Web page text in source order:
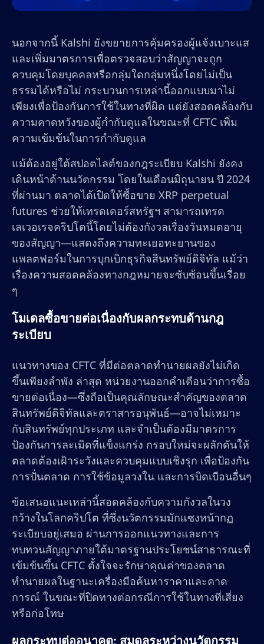
นอกจากนี้ Kalshi ยังขยายการคุ้มครองผู้แจ้งเบาะแส
และเพิ่มมาตรการเพื่อตรวจสอบว่าสัญญาจะถูก
ควบคุมโดยบุคคลหรือกลุ่มใดกลุ่มหนึ่งโดยไม่เป็น
ธรรมได้หรือไม่ กระบวนการเหล่านี้ออกแบบมาไม่
เพียงเพื่อป้องกันการใช้ในทางที่ผิด แต่ยังสอดคล้องกับ
ความคาดหวังของผู้กำกับดูแลในขณะที่ CFTC เพิ่ม
ความเข้มข้นในการกำกับดูแล
แม้ต้องอยู่ใต้สปอตไลต์ของกฎระเบียบ Kalshi ยังคง
เดินหน้าด้านนวัตกรรม โดยในเดือนมิถุนายน ปี 2024
ที่ผ่านมา ตลาดได้เปิดให้ซื้อขาย XRP perpetual
futures ช่วยให้เทรดเดอร์สหรัฐฯ สามารถเทรด
เลเวอเรจคริปโตนี้โดยไม่ต้องกังวลเรื่องวันหมดอายุ
ของสัญญา—แสดงถึงความทะเยอทะยานของ
แพลตฟอร์มในการบุกเบิกธุรกิจสินทรัพย์ดิจิทัล แม้ว่า
เรื่องความสอดคล้องทางกฎหมายจะซับซ้อนขึ้นเรื่อย
ๆ
โมเดลซื้อขายต่อเนื่องกับผลกระทบด้านกฎ
ระเบียบ
แนวทางของ CFTC ที่มีต่อตลาดทำนายผลยังไม่เกิด
ขึ้นเพียงลำพัง ล่าสุด หน่วยงานออกคำเตือนว่าการซื้อ
ขายต่อเนื่อง—ซึ่งถือเป็นคุณลักษณะสำคัญของตลาด
สินทรัพย์ดิจิทัลและตราสารอนุพันธ์—อาจไม่เหมาะ
กับสินทรัพย์ทุกประเภท และจำเป็นต้องมีมาตรการ
ป้องกันการละเมิดที่แข็งแกร่ง กรอบใหม่จะผลักดันให้
ตลาดต้องเฝ้าระวังและควบคุมแบบเชิงรุก เพื่อป้องกัน
การปั่นตลาด การใช้ข้อมูลวงใน และการบิดเบือนอื่นๆ
ข้อเสนอแนะเหล่านี้สอดคล้องกับความกังวลในวง
กว้างในโลกคริปโต ที่ซึ่งนวัตกรรมมักแซงหน้ากฏ
ระเบียบอยู่เสมอ ผ่านการออกแนวทางและการ
ทบทวนสัญญาภายใต้มาตรฐานประโยชน์สาธารณะที่
เข้มข้นขึ้น CFTC ตั้งใจจะรักษาคุณค่าของตลาด
ทำนายผลในฐานะเครื่องมือค้นหาราคาและคาด
การณ์ ในขณะที่ปิดทางต่อกรณีการใช้ในทางที่เสี่ยง
หรือก่อโทษ